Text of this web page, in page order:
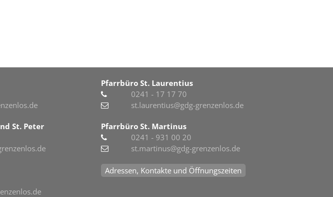
St. Peter
Pfarrbüro St. Laurentius
0241 - 17 17 70
st.laurentius@gdg-grenzenlos.de
Pfarrbüro St. Martinus
0241 - 931 00 20
st.martinus@gdg-grenzenlos.de
Adressen, Kontakte und Öffnungszeiten